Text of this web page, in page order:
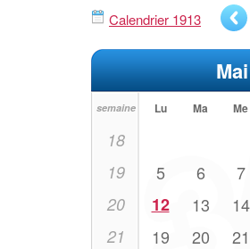
Calendrier 1913
semaine Lu Ma Me
18
19 5 6 7
20 12 13 14
21 19 20 21